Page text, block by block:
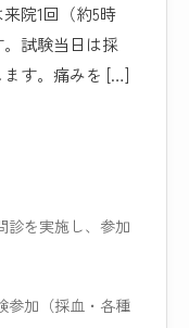
院1回（約5時
試験当日は採
ます。痛みを […]
診を実施し、参加
参加（採血・各種